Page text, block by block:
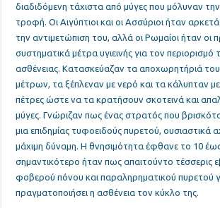
διαδιδόμενη τάχιστα από μύγες που μόλυναν
τροφή. Οι Αιγύπτιοι και οι Ασσύριοι ήταν αρκετά
την αντιμετώπιση του, αλλά οι Ρωμαίοι ήταν οι
συστηματικά μέτρα υγιεινής για τον περιορισμό
ασθένειας. Κατασκεύαζαν τα αποχωρητήριά
μέτρων, τα ξέπλεναν με νερό και τα κάλυπταν με
πέτρες ώστε να τα κρατήσουν σκοτεινά και
μύγες. Γνώριζαν πως ένας στρατός που
μια επιδημίας τυφοειδούς πυρετού, ουσιαστικά
μάχιμη δύναμη. Η θνησιμότητα έφθανε το 10
σημαντικότερο ήταν πως απαιτούντο τέσσερις
φοβερού πόνου και παραληρηματικού πυρετού
πραγματοποιήσει η ασθένεια τον κύκλο της.